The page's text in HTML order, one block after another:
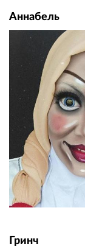
Аннабель
Гринч